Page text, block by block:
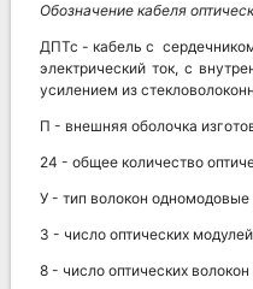
Обозначение кабеля
ДПТс - кабель с
электрический ток, с
усилением из
П - внешняя оболочка
24 - общее количество
У - тип волокон
3 - число оптических
8 - число оптических